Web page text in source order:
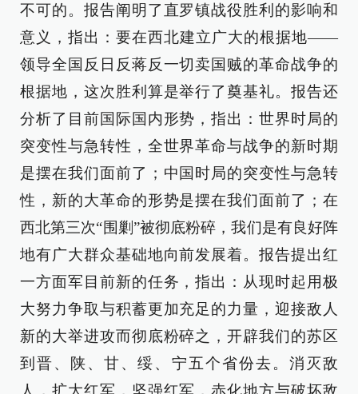
不可的。报告阐明了直罗镇战役胜利的影响和
意义，指出：要在西北建立广大的根据地——
领导全国反日反蒋反一切卖国贼的革命战争的
根据地，这次胜利算是举行了奠基礼。报告还
分析了目前国际国内形势，指出：世界时局的
突变性与急转性，全世界革命与战争的新时期
是摆在我们面前了；中国时局的突变性与急转
性，新的大革命的形势是摆在我们面前了；在
西北第三次“围剿”被彻底粉碎，我们是有良好阵
地有广大群众基础地向前发展着。报告提出红
一方面军目前新的任务，指出：从现时起用极
大努力争取与积蓄更加充足的力量，迎接敌人
新的大举进攻而彻底粉碎之，开辟我们的苏区
到晋、陕、甘、绥、宁五个省份去。消灭敌
人，扩大红军，坚强红军，赤化地方与破坏敌